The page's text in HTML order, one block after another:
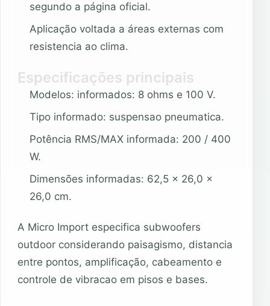
segundo a página oficial.
Aplicação voltada a áreas externas com
resistencia ao clima.
Especificações principais
Modelos: informados: 8 ohms e 100 V.
Tipo informado: suspensao pneumatica.
Potência RMS/MAX informada: 200 / 400
W.
Dimensões informadas: 62,5 x 26,0 x
26,0 cm.
A Micro Import especifica subwoofers
outdoor considerando paisagismo, distancia
entre pontos, amplificação, cabeamento e
controle de vibracao em pisos e bases.